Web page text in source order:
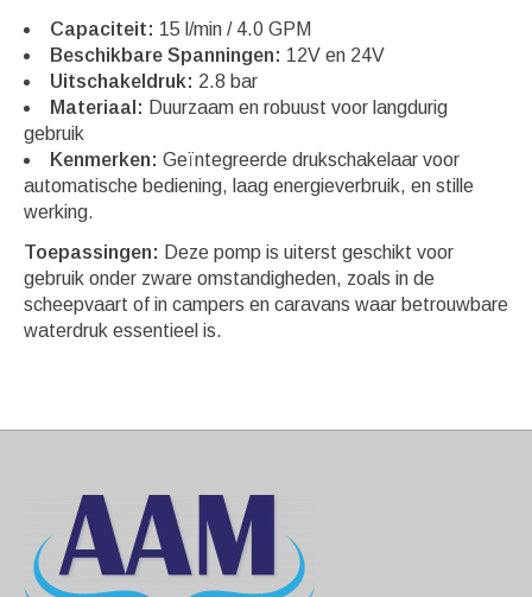
Capaciteit: 15 l/min / 4.0 GPM
Beschikbare Spanningen: 12V en 24V
Uitschakeldruk: 2.8 bar
Materiaal: Duurzaam en robuust voor langdurig
gebruik
Kenmerken: Geïntegreerde drukschakelaar voor
automatische bediening, laag energieverbruik, en stille
werking.
Toepassingen: Deze pomp is uiterst geschikt voor
gebruik onder zware omstandigheden, zoals in de
scheepvaart of in campers en caravans waar betrouwbare
waterdruk essentieel is.